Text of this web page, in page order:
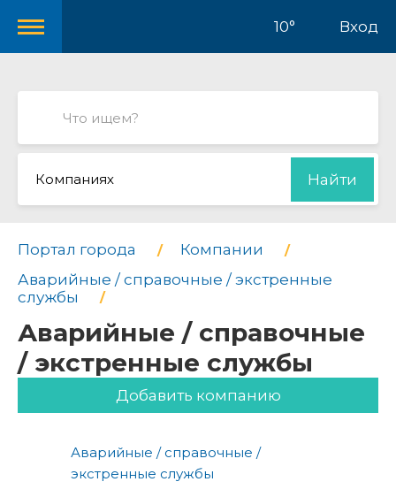
10° Вход
Компаниях Найти
Портал города
Компании
Аварийные / справочные / экстренные
службы
Аварийные / справочные
/ экстренные службы
Добавить компанию
Аварийные / справочные /
экстренные службы